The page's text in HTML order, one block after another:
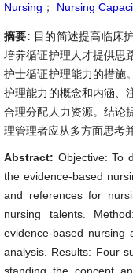
Nursing ； Nursing
摘要: 目的简述提高临床
培养循证护理人才提供思
护士循证护理能力的措施
护理能力的概念和内涵、
合理分配人力资源。结论
理管理者应从多方面思考
Abstract: Objective: To
the evidence-based
and references for
nursing talents.
evidence-based nursing
analysis. Results: Four